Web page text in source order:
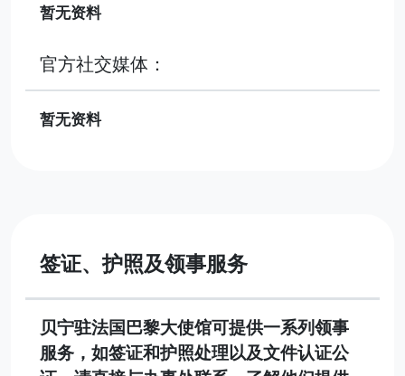
暂无资料
官方社交媒体：
暂无资料
签证、护照及领事服务
贝宁驻法国巴黎大使馆可提供一系列领事
服务，如签证和护照处理以及文件认证公